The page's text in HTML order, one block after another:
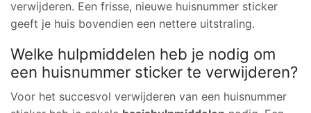
verwijderen. Een frisse, nieuwe huisnummer sticker
geeft je huis bovendien een nettere uitstraling.
Welke hulpmiddelen heb je nodig om
een huisnummer sticker te verwijderen?
Voor het succesvol verwijderen van een huisnummer